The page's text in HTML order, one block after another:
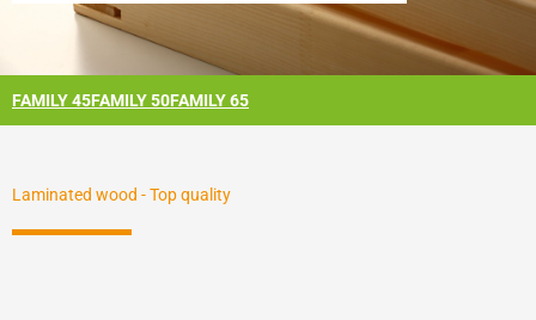
FAMILY 45FAMILY 50FAMILY 65
Laminated wood - Top quality